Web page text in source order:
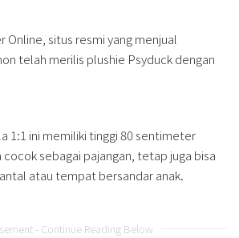
Online, situs resmi yang menjual
telah merilis plushie Psyduck dengan
1:1 ini memiliki tinggi 80 sentimeter
cocok sebagai pajangan, tetap juga bisa
atau tempat bersandar anak.
- Continue Reading Below